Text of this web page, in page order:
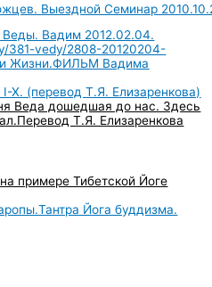
Выездной Семинар
Вадим 2012.02.04.
381-vedy/2808-20120204-
Жизни.ФИЛЬМ Вадима
X. (перевод Т.Я. Елизаренкова)
Веда дошедшая до нас. Здесь
Т.Я. Елизаренкова
примере Тибетской Йоге
Йога буддизма.